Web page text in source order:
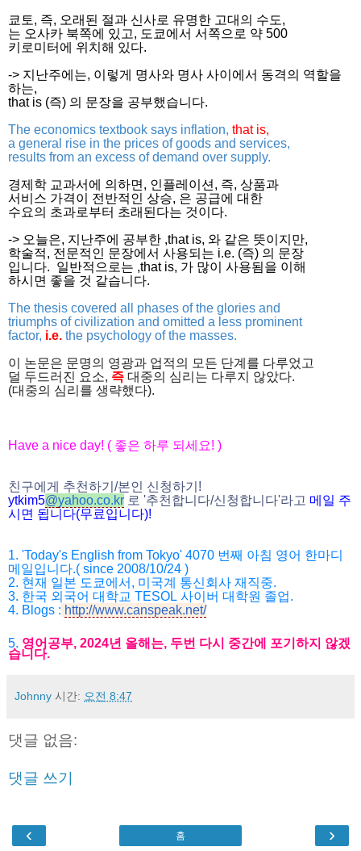
쿄토, 즉, 오래된 절과 신사로 유명한 고대의 수도,
는 오사카 북쪽에 있고, 도쿄에서 서쪽으로 약 500
키로미터에 위치해 있다.
-> 지난주에는, 이렇게 명사와 명사 사이에서 동격의 역할을
하는,
that is (즉) 의 문장을 공부했습니다.
The economics textbook says inflation, that is,
a general rise in the prices of goods and services,
results from an excess of demand over supply.
경제학 교과서에 의하면, 인플레이션, 즉, 상품과
서비스 가격이 전반적인 상승, 은 공급에 대한
수요의 초과로부터 초래된다는 것이다.
-> 오늘은, 지난주에 공부한 ,that is, 와 같은 뜻이지만,
학술적, 전문적인 문장에서 사용되는 i.e. (즉) 의 문장
입니다. 일반적으로는 ,that is, 가 많이 사용됨을 이해
하시면 좋을 것 같습니다.
The thesis covered all phases of the glories and
triumphs of civilization and omitted a less prominent
factor, i.e. the psychology of the masses.
이
논문은 문명의 영광과 업적의 모든 단계를 다루었고
덜 두드러진 요소, 즉 대중의 심리는 다루지 않았다.
(대중의 심리를 생략했다).
Have a nice day! ( 좋은 하루 되세요! )
친구에게 추천하기 /본인 신청하기 !
ytkim5@yahoo.co.kr 로 '추천합니다/신청합니다'라고 메일 주
시면 됩니다(무료입니다)!
1. 'Today's English from Tokyo' 4070 번째 아침 영어 한마디
메일입니다.( since 2008/10/24 )
2. 현재 일본 도쿄에서 , 미국계 통신회사 재직중.
3. 한국 외국어 대학교 TESOL 사이버 대학원 졸업.
4. Blogs : http://www.canspeak.net/
5. 영어공부, 2024년 올해는, 두번 다시 중간에 포기하지 않겠
습니다.
Johnny 시간: 오전 8:47
댓글 없음:
댓글 쓰기
‹ ›
홈